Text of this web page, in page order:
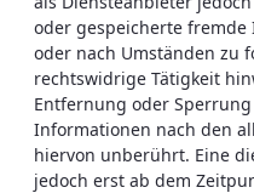
oder gespeicherte
oder nach Umständen zu
rechtswidrige Tätigkeit
Entfernung oder
Informationen nach den
hiervon unberührt. Eine
jedoch erst ab dem